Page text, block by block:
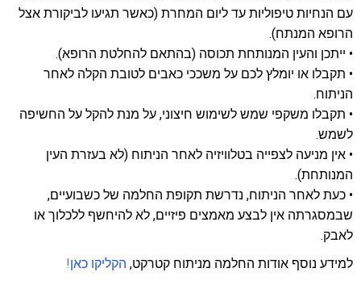
עם הנחיות טיפוליות עד ליום המחרת (כאשר תגיעו לביקורת אצל
הרופא המנתח).
• ייתכן והעין המנותחת תכוסה (בהתאם להחלטת הרופא).
• תקבלו או יומלץ לכם על משככי כאבים לטובת הקלה לאחר
הניתוח.
• תקבלו משקפי שמש לשימוש חיצוני, על מנת להקל על החשיפה
לשמש.
• אין מניעה לצפייה בטלוויזיה לאחר הניתוח (לא בעזרת העין
המנותחת).
• כעת לאחר הניתוח, נדרשת תקופת החלמה של כשבועיים,
שבמסגרתה אין לבצע מאמצים פיזיים, לא להיחשף ללכלוך או
לאבק.
למידע נוסף אודות החלמה מניתוח קטרקט, הקליקו כאן!